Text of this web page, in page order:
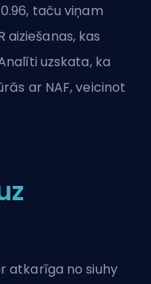
taču viņam
aiziešanas, kas
uzskata, ka
ar NAF, veicinot
atkarīga no siuhy